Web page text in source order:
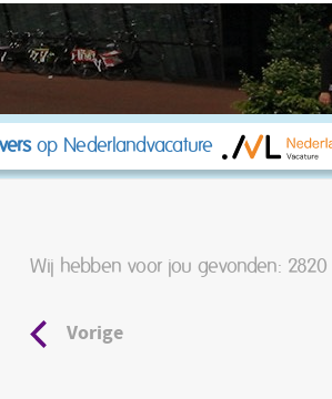
op Nederlandvacature
Wij hebben voor jou gevonden: 2820
Vorige